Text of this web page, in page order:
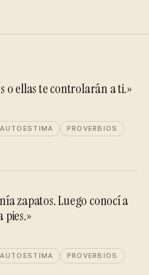
o ellas te controlarán a ti.»
AUTOESTIMA PROVERBIOS
zapatos. Luego conocí a
AUTOESTIMA PROVERBIOS